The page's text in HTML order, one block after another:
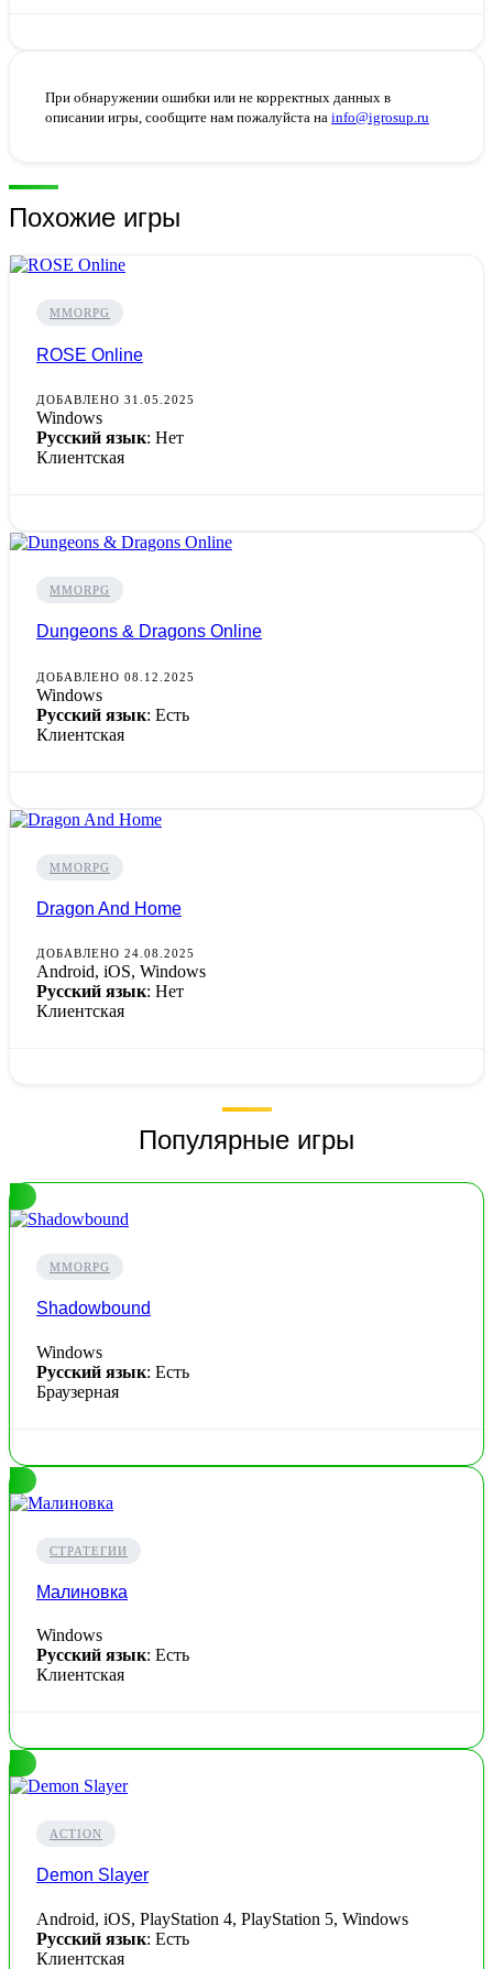
При обнаружении ошибки или не корректных данных в
описании игры, сообщите нам пожалуйста на info@igrosup.ru
Похожие игры
MMORPG
ROSE Online
ДОБАВЛЕНО 31.05.2025
Windows
Русский язык: Нет
Клиентская
MMORPG
Dungeons & Dragons Online
ДОБАВЛЕНО 08.12.2025
Windows
Русский язык: Есть
Клиентская
MMORPG
Dragon And Home
ДОБАВЛЕНО 24.08.2025
Android, iOS, Windows
Русский язык: Нет
Клиентская
Популярные игры
MMORPG
Shadowbound
Windows
Русский язык: Есть
Браузерная
СТРАТЕГИИ
Малиновка
Windows
Русский язык: Есть
Клиентская
ACTION
Demon Slayer
Android, iOS, PlayStation 4, PlayStation 5, Windows
Русский язык: Есть
Клиентская